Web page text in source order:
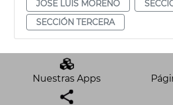
JOSÉ LUIS MORENO
SECCIÓN TERCERA
Nuestras Apps